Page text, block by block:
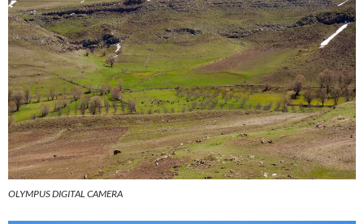
OLYMPUS DIGITAL CAMERA